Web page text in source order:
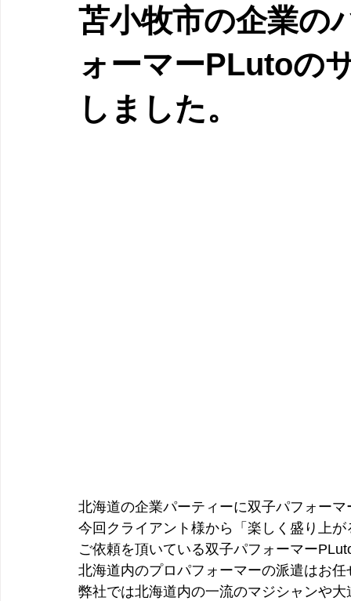
苫小牧市の企業の
ォーマーPLutoの
しました。
北海道の企業パーティーに双子パフォー
今回クライアント様から「楽しく盛り上
ご依頼を頂いている双子パフォーマー
北海道内のプロパフォーマーの派遣はお任
弊社では北海道内の一流のマジシャンや